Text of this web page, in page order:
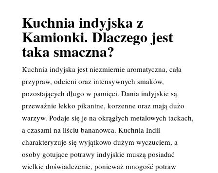
Kuchnia indyjska z
Kamionki. Dlaczego jest
taka smaczna?
Kuchnia indyjska jest niezmiernie aromatyczna, cała
przypraw, odcieni oraz intensywnych smaków,
pozostających długo w pamięci. Dania indyjskie są
przeważnie lekko pikantne, korzenne oraz mają dużo
warzyw. Podaje się je na okrągłych metalowych tackach,
a czasami na liściu bananowca. Kuchnia Indii
charakteryzuje się wyjątkowo dużym wyczuciem, a
osoby gotujące potrawy indyjskie muszą posiadać
wielkie doświadczenie, ponieważ mnogość potraw